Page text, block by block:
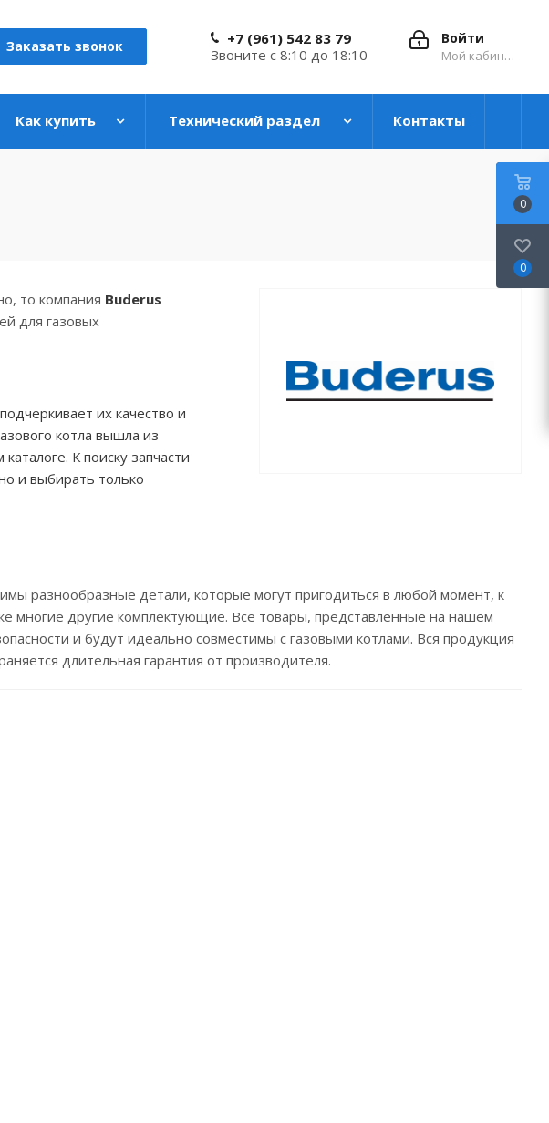
Заказать звонок Войти
Мой кабинет
+7 (961) 542 83 79
Звоните с 8:10 до 18:10
Как купить Технический раздел Контакты
то компания Buderus
для газовых
их качество и
котла вышла из
К поиску запчасти
и выбирать только
разнообразные детали, которые могут пригодиться в любой момент, к
многие другие комплектующие. Все товары, представленные на нашем
и будут идеально совместимы с газовыми котлами. Вся продукция
длительная гарантия от производителя.
0
0